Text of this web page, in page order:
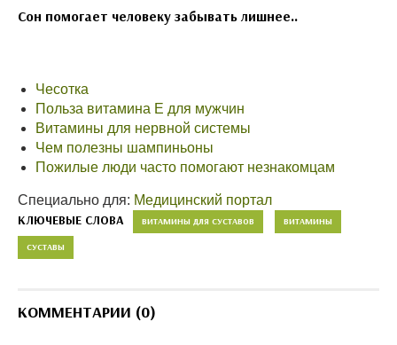
Сон помогает человеку забывать лишнее..
Чесотка
Польза витамина Е для мужчин
Витамины для нервной системы
Чем полезны шампиньоны
Пожилые люди часто помогают незнакомцам
Специально для: Медицинский портал
КЛЮЧЕВЫЕ СЛОВА ВИТАМИНЫ ДЛЯ СУСТАВОВ ВИТАМИНЫ
СУСТАВЫ
КОММЕНТАРИИ (0)